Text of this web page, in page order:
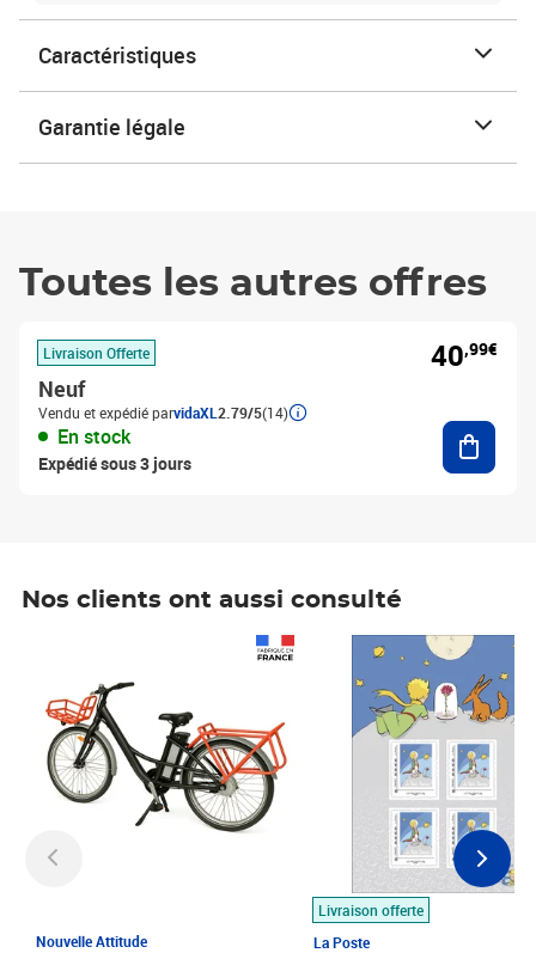
Caractéristiques
Garantie légale
Toutes les autres offres
Livraison Offerte
Neuf
Vendu et expédié parvidaXL 2.79/5(14)
En stock
Expédié sous 3 jours
40,99€
Nos clients ont aussi consulté
Nouvelle Attitude
Livraison offerte
La Poste
Prix 7,50€